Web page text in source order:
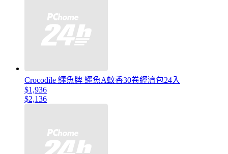
Crocodile 鱷魚牌 鱷魚A蚊香30卷經濟包24入
$1,936
$2,136